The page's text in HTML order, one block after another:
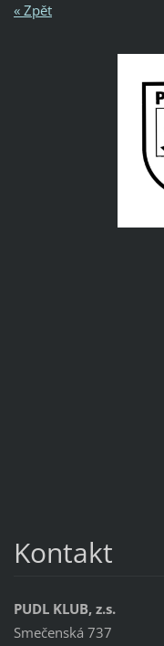
« Zpět
Kontakt
PUDL KLUB, z.s.
Smečenská 737